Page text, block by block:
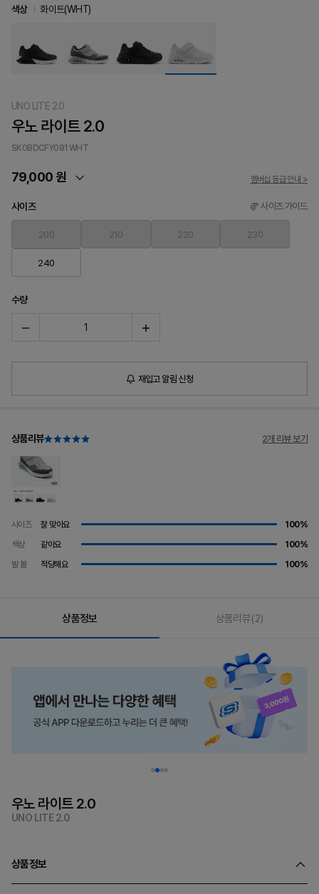
UNO LITE 2.0
우노 라이트 2.0
SK0BDCFY081 WHT
79,000 원 멤버십 등급 안내 >
색상 화이트(WHT)
사이즈 사이즈 가이드
200 210 220 230
240
수량
재입고 알림 신청
상품리뷰 2개 리뷰 보기
사이즈 잘 맞아요
100%
색상
같아요
100%
발 볼
적당해요 100%
상품정보 상품리뷰(2)
우노 라이트 2.0
UNO LITE 2.0
상품정보